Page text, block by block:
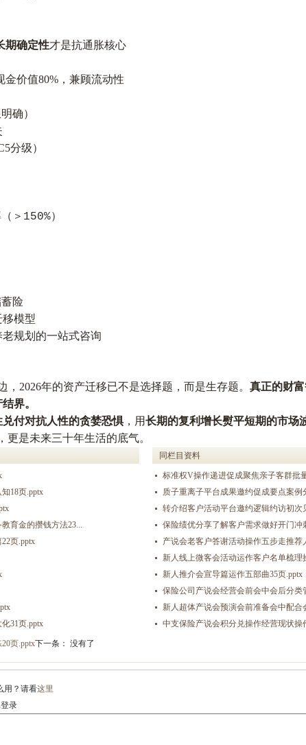
期确定性才是抗通胀核心
价值80%，兼顾流动性
确）
分级）
＞ 150%）
险
移模型
老规划的一站式咨询
，2026年的资产迁移已不是选择题，而是生存题。 真正的财
界。
付对抗人性的贪婪恐惧 ，用长期的复利增长熨平短期的市场
是未来三十年生活的底气。
18页.pptx
育金的攒钱方法23...
页.pptx
31页.pptx
同栏目资料
标准权V操作递进促成聚焦亲子客群批
质子重离子平台成果邀约促成要点案例
转介绍客户活动平台邀约逻辑约访初次
保险绩优分享了解客户需求做好开门冲
产说会老客户答谢活动操作五步走推荐
新人线上微客会活动运作客户名单梳理
新人推介会宣导篇运作五部曲35页.pptx
保险公司产说会经营会前会中会后分类
新人超体产说会预演会前准备会中配合
中支保险产说会积分兑操作经营现状操
页.pptx下一条： 没有了
用？请看这里
录